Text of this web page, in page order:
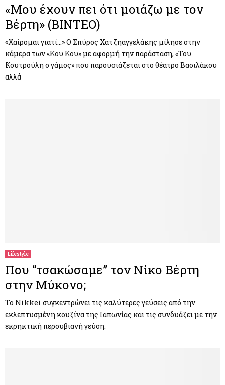
«Μου έχουν πει ότι μοιάζω με τον
Βέρτη» (ΒΙΝΤΕΟ)
«Χαίρομαι γιατί…» Ο Σπύρος Χατζηαγγελάκης μίλησε στην
κάμερα των «Κου Κου» με αφορμή την παράσταση, «Του
Κουτρούλη ο γάμος» που παρουσιάζεται στο θέατρο Βασιλάκου
αλλά
Lifestyle
Που “τσακώσαμε” τον Νίκο Βέρτη
στην Μύκονο;
Το Nikkei συγκεντρώνει τις καλύτερες γεύσεις από την
εκλεπτυσμένη κουζίνα της Ιαπωνίας και τις συνδυάζει με την
εκρηκτική περουβιανή γεύση.